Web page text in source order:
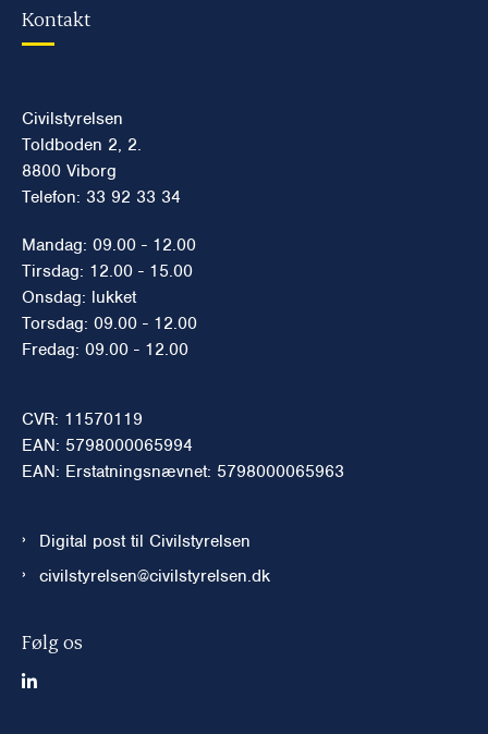
Kontakt
Civilstyrelsen
Toldboden 2, 2.
8800 Viborg
Telefon: 33 92 33 34
Mandag: 09.00 - 12.00
Tirsdag: 12.00 - 15.00
Onsdag: lukket
Torsdag: 09.00 - 12.00
Fredag: 09.00 - 12.00
CVR: 11570119
EAN: 5798000065994
EAN: Erstatningsnævnet: 5798000065963
Digital post til Civilstyrelsen
civilstyrelsen@civilstyrelsen.dk
Følg os